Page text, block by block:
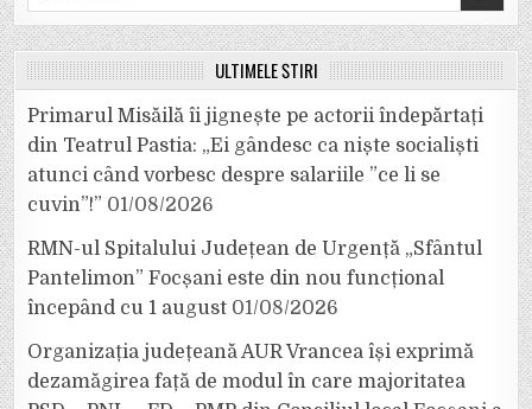
for:
ULTIMELE ȘTIRI
Primarul Misăilă îi jignește pe actorii îndepărtați
din Teatrul Pastia: „Ei gândesc ca niște socialiști
atunci când vorbesc despre salariile ”ce li se
cuvin”!” 01/08/2026
RMN-ul Spitalului Județean de Urgență „Sfântul
Pantelimon” Focșani este din nou funcțional
începând cu 1 august 01/08/2026
Organizația județeană AUR Vrancea își exprimă
dezamăgirea față de modul în care majoritatea